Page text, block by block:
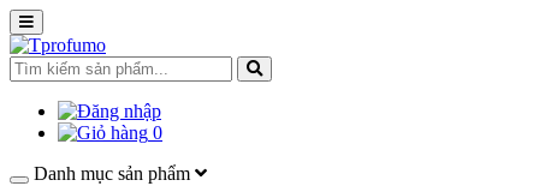
0
Danh mục sản phẩm